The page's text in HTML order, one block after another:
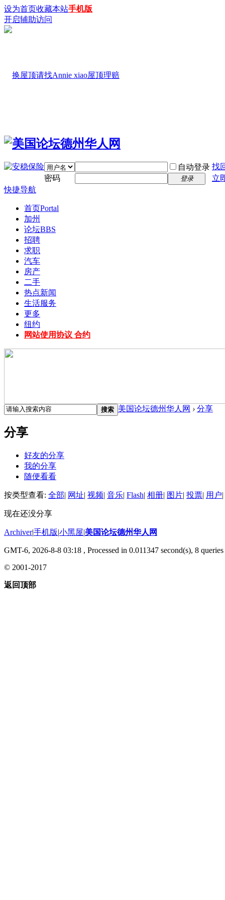
设为首页收藏本站手机版
开启辅助访问
自动登录 找
密码
登录
立
快捷导航
首页Portal
加州
论坛BBS
招聘
求职
汽车
房产
二手
热点新闻
生活服务
更多
纽约
网站使用协议 合约
搜索 美国论坛德州华人网 › 分享
分享
好友的分享
我的分享
随便看看
按类型查看: 全部| 网址| 视频| 音乐| Flash| 相册| 图片| 投票| 用户|
现在还没分享
Archiver|手机版|小黑屋|美国论坛德州华人网
GMT-6, 2026-8-8 03:18 , Processed in 0.011347 second(s), 8 queries
© 2001-2017
返回顶部